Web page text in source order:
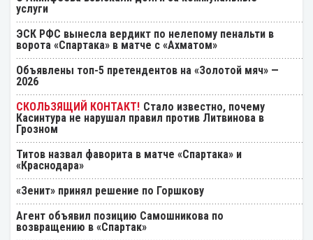
услуги
ЭСК РФС вынесла вердикт по нелепому пенальти в
ворота «Спартака» в матче с «Ахматом»
Объявлены топ-5 претендентов на «Золотой мяч» —
2026
Стало известно, почему
Касинтура не нарушал правил против Литвинова в
Грозном
Титов назвал фаворита в матче «Спартака» и
«Краснодара»
«Зенит» принял решение по Горшкову
Агент объявил позицию Самошникова по
возвращению в «Спартак»